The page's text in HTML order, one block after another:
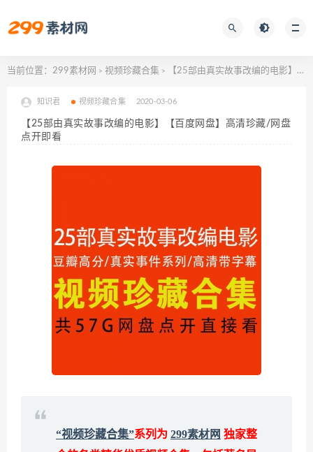
当前位置： 299素材网 > 视频珍藏合集 > 【25部由真实故事改编的电影】【百度网盘】高清珍藏/网盘点开即看
知识君 视频珍藏合集 2020-03-06
【25部由真实故事改编的电影】【百度网盘】高清珍藏/网盘
点开即看
“视频珍藏合集”系列为 299素材网 独家整